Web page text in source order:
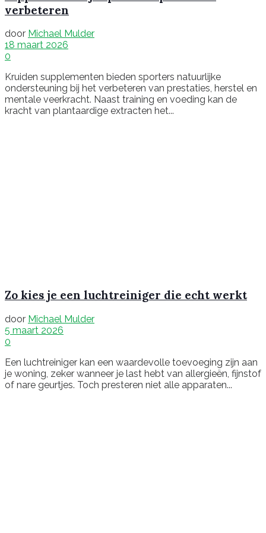
verbeteren
door Michael Mulder
18 maart 2026
0
Kruiden supplementen bieden sporters natuurlijke
ondersteuning bij het verbeteren van prestaties, herstel en
mentale veerkracht. Naast training en voeding kan de
kracht van plantaardige extracten het...
Zo kies je een luchtreiniger die echt werkt
door Michael Mulder
5 maart 2026
0
Een luchtreiniger kan een waardevolle toevoeging zijn aan
je woning, zeker wanneer je last hebt van allergieën, fijnstof
of nare geurtjes. Toch presteren niet alle apparaten...